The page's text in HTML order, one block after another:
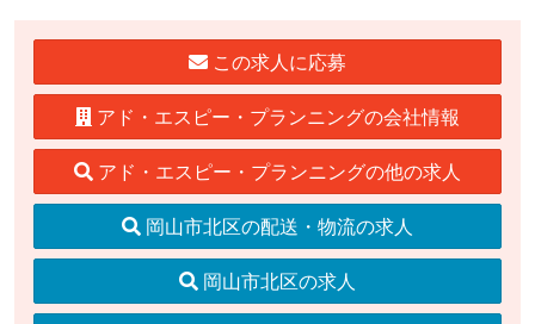
この求人に応募
アド・エスピー・プランニングの会社情報
アド・エスピー・プランニングの他の求人
岡山市北区の配送・物流の求人
岡山市北区の求人